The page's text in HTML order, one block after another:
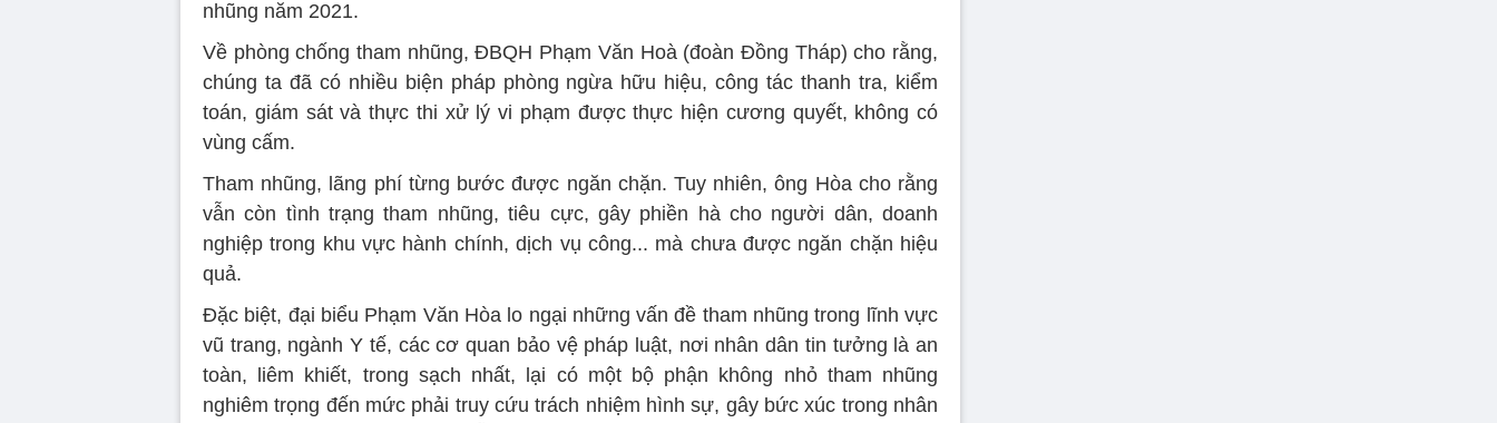
nhũng năm 2021.
Về phòng chống tham nhũng, ĐBQH Phạm Văn Hoà (đoàn Đồng Tháp) cho rằng,
chúng ta đã có nhiều biện pháp phòng ngừa hữu hiệu, công tác thanh tra, kiểm
toán, giám sát và thực thi xử lý vi phạm được thực hiện cương quyết, không có
vùng cấm.
Tham nhũng, lãng phí từng bước được ngăn chặn. Tuy nhiên, ông Hòa cho rằng
vẫn còn tình trạng tham nhũng, tiêu cực, gây phiền hà cho người dân, doanh
nghiệp trong khu vực hành chính, dịch vụ công... mà chưa được ngăn chặn hiệu
quả.
Đặc biệt, đại biểu Phạm Văn Hòa lo ngại những vấn đề tham nhũng trong lĩnh vực
vũ trang, ngành Y tế, các cơ quan bảo vệ pháp luật, nơi nhân dân tin tưởng là an
toàn, liêm khiết, trong sạch nhất, lại có một bộ phận không nhỏ tham nhũng
nghiêm trọng đến mức phải truy cứu trách nhiệm hình sự, gây bức xúc trong nhân